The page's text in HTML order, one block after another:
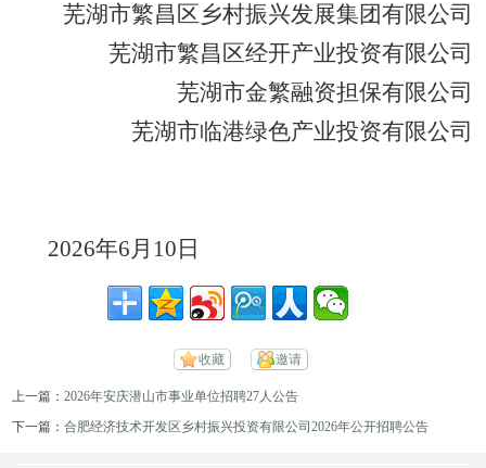
芜湖市繁昌区乡村振兴发展集团有限公司
芜湖市繁昌区经开产业投资有限公司
芜湖市金繁融资担保有限公司
芜湖市临港绿色产业投资有限公司
2026年6月10日
收藏 邀请
上一篇：2026年安庆潜山市事业单位招聘27人公告
下一篇：合肥经济技术开发区乡村振兴投资有限公司2026年公开招聘公告